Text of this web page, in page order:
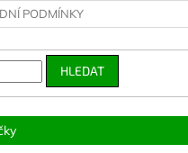
PODMÍNKY
HLEDAT